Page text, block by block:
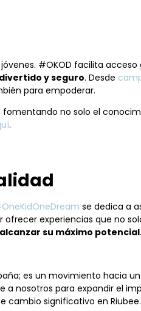
#OKOD facilita
y seguro. Desde
para empoderar.
fomentando no solo el
.
se dedica a
experiencias que no
alcanzar su máximo potencial.
es un movimiento hacia
a nosotros para expandir el
cambio significativo en Riubee.